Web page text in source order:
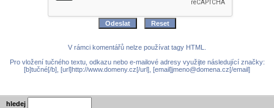
V rámci komentářů nelze používat tagy HTML.
Pro vložení tučného textu, odkazu nebo e-mailové adresy využijte následující značky:
[b]tučné[/b], [url]http://www.domeny.cz[/url], [email]jmeno@domena.cz[/email]
hledej